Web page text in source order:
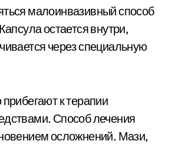
малоинвазивный способ
остается внутри,
через специальную
к терапии
Способ лечения
осложнений. Мази,